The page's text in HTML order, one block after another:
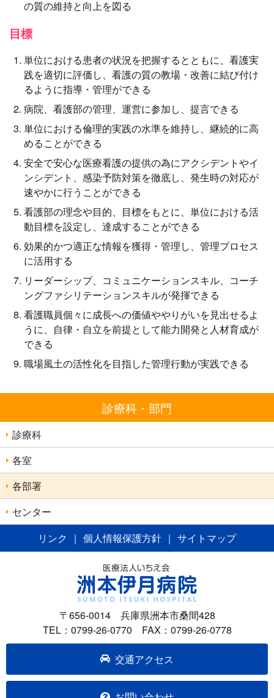
の質の維持と向上を図る
目標
単位における患者の状況を把握するとともに、看護実
践を適切に評価し、看護の質の教場・改善に結び付け
るように指導・管理ができる
病院、看護部の管理、運営に参加し、提言できる
単位における倫理的実践の水準を維持し、継続的に高
めることができる
安全で安心な医療看護の提供の為にアクシデントやイ
ンシデント、感染予防対策を徹底し、発生時の対応が
速やかに行うことができる
看護部の理念や目的、目標をもとに、単位における活
動目標を設定し、達成することができる
効果的かつ適正な情報を獲得・管理し、管理プロセス
に活用する
リーダーシップ、コミュニケーションスキル、コーチ
ングファシリテーションスキルが発揮できる
看護職員個々に成長への価値ややりがいを見出せるよ
うに、自律・自立を前提として能力開発と人材育成が
できる
職場風土の活性化を目指した管理行動が実践できる
診療科・部門
診療科
各室
各部署
センター
リンク
｜ 個人情報保護方針 ｜ サイトマップ
〒656-0014 兵庫県洲本市桑間428
TEL：0799-26-0770 FAX：0799-26-0778
交通アクセス